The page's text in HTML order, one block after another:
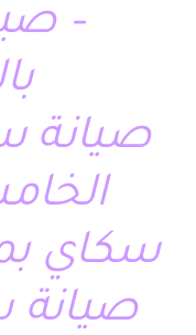
–
صيانة
سكاي
صيانة